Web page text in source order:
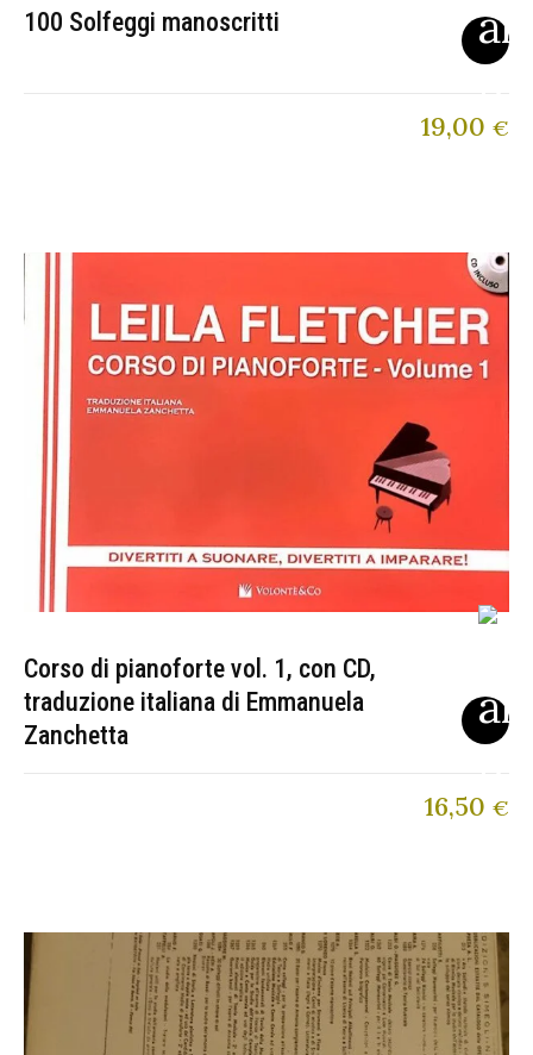
100 Solfeggi manoscritti
19,00 €
Corso di pianoforte vol. 1, con CD,
traduzione italiana di Emmanuela
Zanchetta
16,50 €